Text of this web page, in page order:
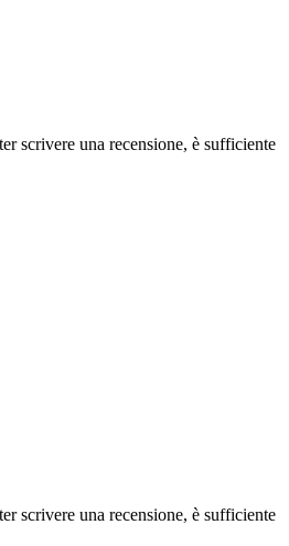
scrivere una recensione, è sufficiente
scrivere una recensione, è sufficiente